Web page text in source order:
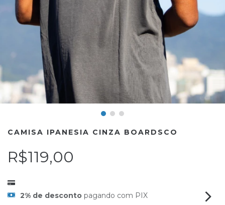
CAMISA IPANESIA CINZA BOARDSCO
R$119,00
2% de desconto pagando com PIX